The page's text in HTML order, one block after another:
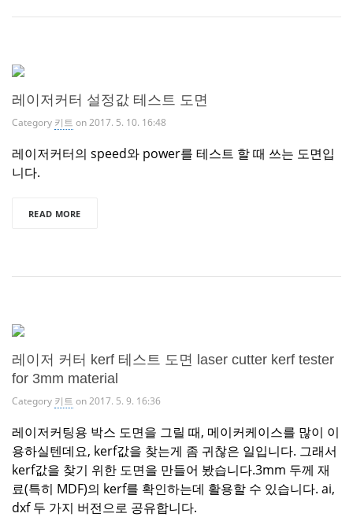
레이저커터 설정값 테스트 도면
Category 키트 on 2017. 5. 10. 16:48
레이저커터의 speed와 power를 테스트 할 때 쓰는 도면입
니다.
READ MORE
레이저 커터 kerf 테스트 도면 laser cutter kerf tester
for 3mm material
Category 키트 on 2017. 5. 9. 16:36
레이저커팅용 박스 도면을 그릴 때, 메이커케이스를 많이 이
용하실텐데요, kerf값을 찾는게 좀 귀찮은 일입니다. 그래서
kerf값을 찾기 위한 도면을 만들어 봤습니다.3mm 두께 재
료(특히 MDF)의 kerf를 확인하는데 활용할 수 있습니다. ai,
dxf 두 가지 버전으로 공유합니다.